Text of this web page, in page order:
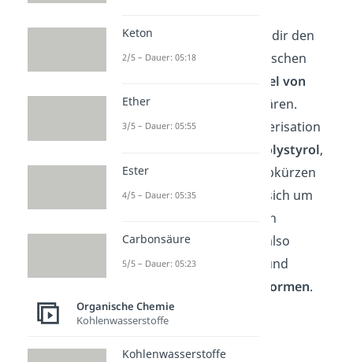
Im Folgenden werden wir dir den
Mechanismus
der radikalischen
Beispiel von
Styrol
(Phenylethen) erklären.
Durch radikalische Polymerisation
Polystyrol,
welches du auch mit PS abkürzen
kannst. Dabei handelt es sich um
. Durch
Wärmezufuhr kannst du also
Polystyrol aufschmelzen und
verformen.
Keton
2/5 – Dauer: 05:18
Ether
3/5 – Dauer: 05:55
Ester
4/5 – Dauer: 05:35
Carbonsäure
5/5 – Dauer: 05:23
Organische Chemie
Kohlenwasserstoffe
Kohlenwasserstoffe